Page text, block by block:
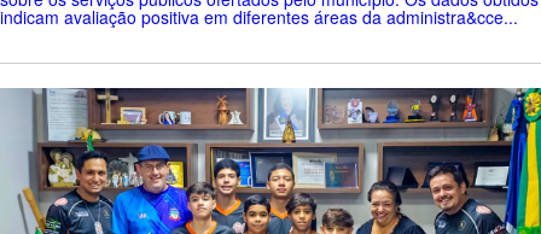
indicam avaliação positiva em diferentes áreas da administra&cce...